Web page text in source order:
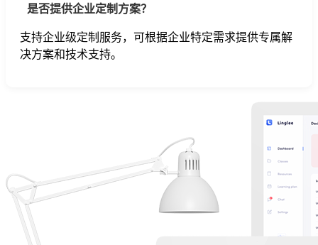
是否提供企业定制方案？
支持企业级定制服务，可根据企业特定需求提供专属解
决方案和技术支持。